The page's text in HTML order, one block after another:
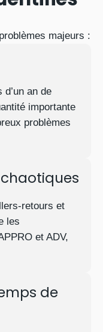
ERP »
majeurs :
an de
importante
problèmes
chaotiques
retours et
les
et ADV,
de